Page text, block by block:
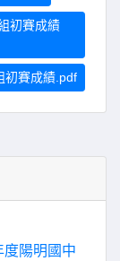
初賽成績
初賽成績.pdf
度陽明國中